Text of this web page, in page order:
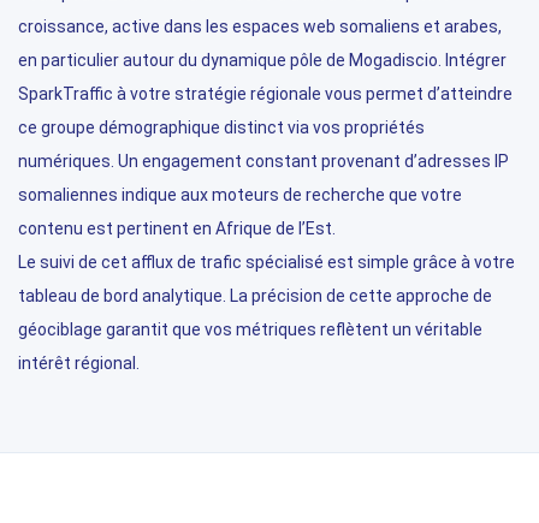
croissance, active dans les espaces web somaliens et arabes,
en particulier autour du dynamique pôle de Mogadiscio. Intégrer
SparkTraffic à votre stratégie régionale vous permet d’atteindre
ce groupe démographique distinct via vos propriétés
numériques. Un engagement constant provenant d’adresses IP
somaliennes indique aux moteurs de recherche que votre
contenu est pertinent en Afrique de l’Est.
Le suivi de cet afflux de trafic spécialisé est simple grâce à votre
tableau de bord analytique. La précision de cette approche de
géociblage garantit que vos métriques reflètent un véritable
intérêt régional.